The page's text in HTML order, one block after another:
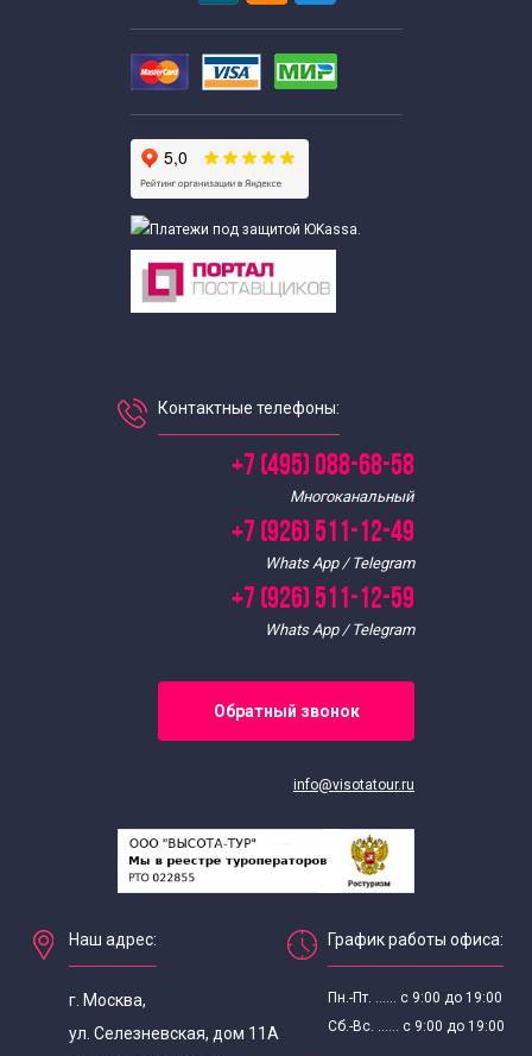
Экскурсии для старшеклассников
Тематические экскурсии для школьников
Весенние экскурсии для школьников
Выездные экскурсии для школьников
Экскурсии для школьников в апреле
Экскурсии для школьников в марте
Интересные
По месяцам
Праздничные
Экскурсии для школьников 8 класса
Контактные телефоны:
+7 (495) 088-68-58
Многоканальный
+7 (926) 511-12-49
Whats App / Telegram
+7 (926) 511-12-59
Whats App / Telegram
Обратный звонок
info@visotatour.ru
Наш адрес:
г. Москва,
ул. Селезневская, дом 11А
График работы офиса:
Пн.-Пт. ...... с 9:00 до 19:00
Сб.-Вс. ...... с 9:00 до 19:00